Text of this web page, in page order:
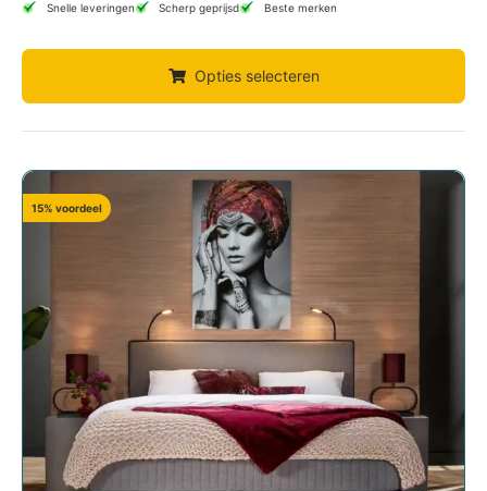
Snelle leveringen Scherp geprijsd Beste merken
Opties selecteren
15% voordeel